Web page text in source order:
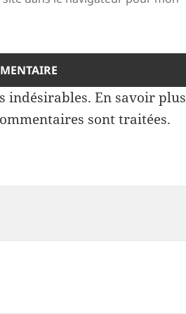
indésirables.En savoir plus
sont traitées.